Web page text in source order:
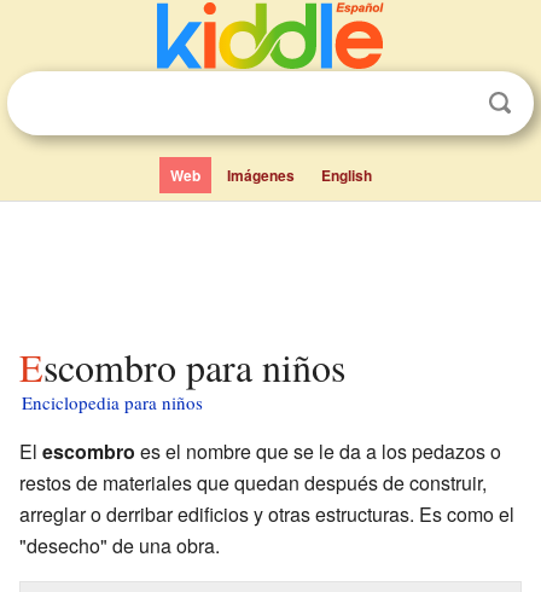
Web Imágenes English
Escombro para niños
Enciclopedia para niños
El escombro es el nombre que se le da a los pedazos o
restos de materiales que quedan después de construir,
arreglar o derribar edificios y otras estructuras. Es como el
"desecho" de una obra.